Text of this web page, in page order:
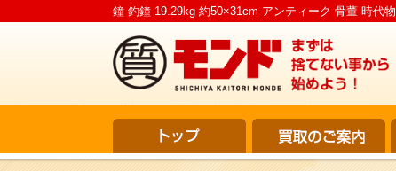
鐘 釣鐘 19.29kg 約50×31cm アンティーク 骨董 時代